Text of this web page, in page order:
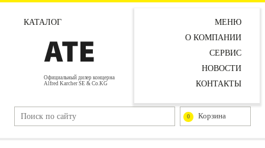
Официальный дилер концерна
Alfred Karcher SE & Co.KG
КАТАЛОГ
О КОМПАНИИ
СЕРВИС
НОВОСТИ
КОНТАКТЫ
МЕНЮ
0 Корзина